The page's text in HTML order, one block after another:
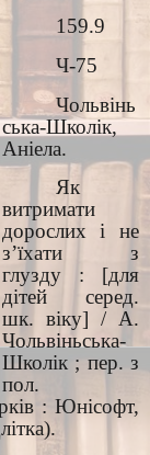
159.9
Ч-75
Чольвінь
ська-Школік,
Аніела.
Як
витримати
дорослих і не
з’їхати з
глузду : [для
дітей серед.
шк. віку] / А.
Чольвіньська-
Школік ; пер. з
пол.
: Юнісофт,